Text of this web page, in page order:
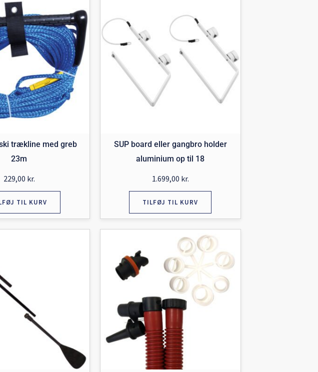
trækline med greb
23m
229,00 kr.
TIL KURV
SUP board eller gangbro holder
aluminium op til 18
1.699,00 kr.
TILFØJ TIL KURV